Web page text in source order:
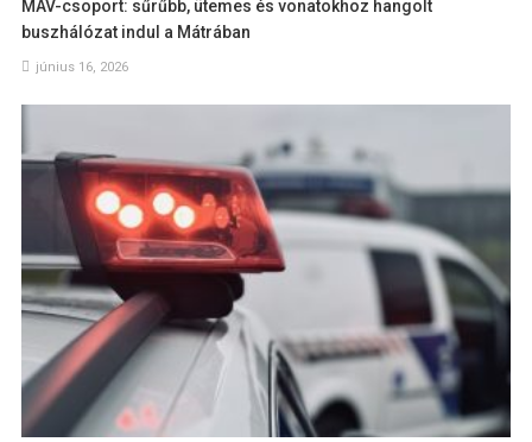
MÁV-csoport: sűrűbb, ütemes és vonatokhoz hangolt
buszhálózat indul a Mátrában
június 16, 2026